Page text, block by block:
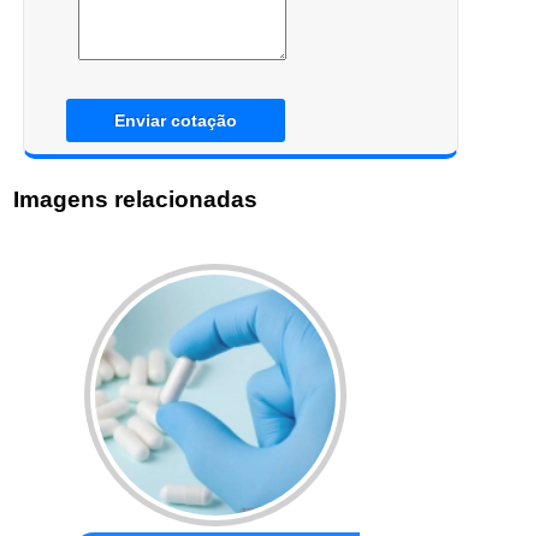
Enviar cotação
Imagens relacionadas